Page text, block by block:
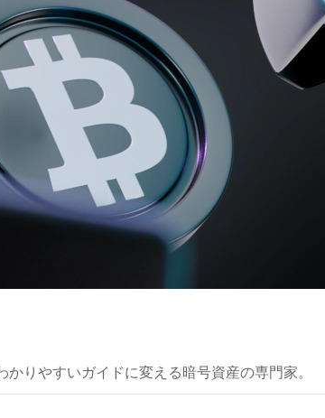
かりやすいガイドに変える暗号資産の専門家。